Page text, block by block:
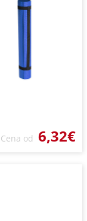
Cena od 6,32€